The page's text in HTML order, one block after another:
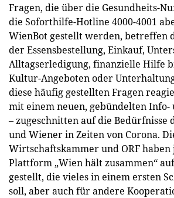
Fragen, die über die Gesundheits-
die Soforthilfe-Hotline 4000-4001
WienBot gestellt werden, betreffen
der Essensbestellung, Einkauf,
Alltagserledigung, finanzielle Hilfe
Kultur-Angeboten oder
diese häufig gestellten Fragen
mit einem neuen, gebündelten Info-
– zugeschnitten auf die
und Wiener in Zeiten von Corona.
Wirtschaftskammer und ORF haben
Plattform „Wien hält zusammen“
gestellt, die vieles in einem ersten
soll, aber auch für andere